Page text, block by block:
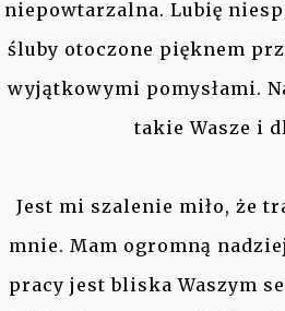
niepowtarzalna. Lubię
śluby otoczone pięknem
wyjątkowymi pomysłami.
takie Wasze i
Jest mi szalenie miło, że
mnie. Mam ogromną
pracy jest bliska Waszym